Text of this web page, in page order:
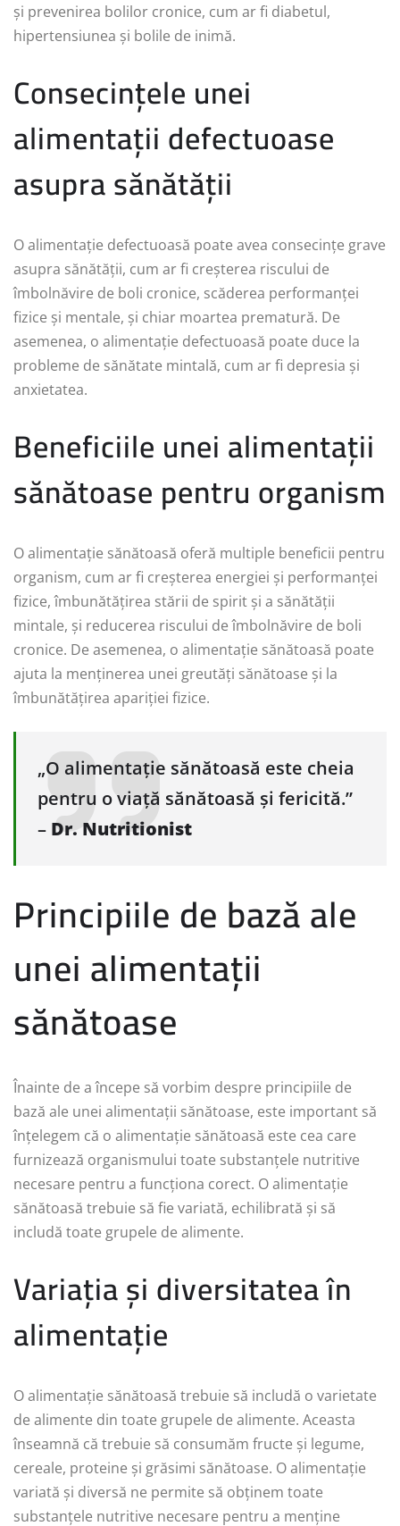
și prevenirea bolilor cronice, cum ar fi diabetul,
hipertensiunea și bolile de inimă.
Consecințele unei
alimentații defectuoase
asupra sănătății
O alimentație defectuoasă poate avea consecințe grave
asupra sănătății, cum ar fi creșterea riscului de
îmbolnăvire de boli cronice, scăderea performanței
fizice și mentale, și chiar moartea prematură. De
asemenea, o alimentație defectuoasă poate duce la
probleme de sănătate mintală, cum ar fi depresia și
anxietatea.
Beneficiile unei alimentații
sănătoase pentru organism
O alimentație sănătoasă oferă multiple beneficii pentru
organism, cum ar fi creșterea energiei și performanței
fizice, îmbunătățirea stării de spirit și a sănătății
mintale, și reducerea riscului de îmbolnăvire de boli
cronice. De asemenea, o alimentație sănătoasă poate
ajuta la menținerea unei greutăți sănătoase și la
îmbunătățirea apariției fizice.
„O alimentație sănătoasă este cheia
pentru o viață sănătoasă și fericită.”
– Dr. Nutritionist
Principiile de bază ale
unei alimentații
sănătoase
Înainte de a începe să vorbim despre principiile de
bază ale unei alimentații sănătoase, este important să
înțelegem că o alimentație sănătoasă este cea care
furnizează organismului toate substanțele nutritive
necesare pentru a funcționa corect. O alimentație
sănătoasă trebuie să fie variată, echilibrată și să
includă toate grupele de alimente.
Variația și diversitatea în
alimentație
O alimentație sănătoasă trebuie să includă o varietate
de alimente din toate grupele de alimente. Aceasta
înseamnă că trebuie să consumăm fructe și legume,
cereale, proteine și grăsimi sănătoase. O alimentație
variată și diversă ne permite să obținem toate
substanțele nutritive necesare pentru a menține